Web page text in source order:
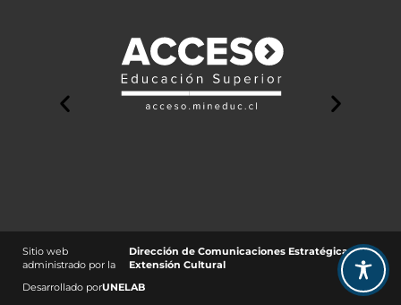
Sitio web
administrado por la
Dirección de Comunicaciones Estratégicas y
Extensión Cultural
Desarrollado porUNELAB